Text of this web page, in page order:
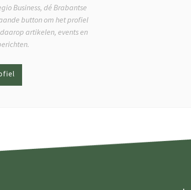
Business, dé Brabantse
button om het profiel
artikelen, events en